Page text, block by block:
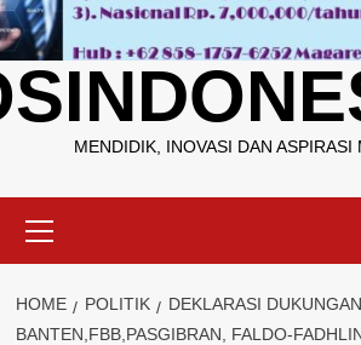
MENDIDIK, INOVASI DAN ASPIRASI
Menu
HOME POLITIK
DEKLARASI
BANTEN,FBB,PASGIBRAN, FALDO-